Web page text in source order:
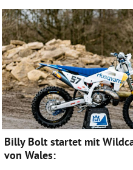
Billy Bolt startet mit
von Wales: